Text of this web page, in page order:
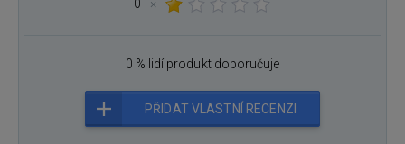
0
×
0 % lidí produkt doporučuje
PŘIDAT VLASTNÍ RECENZI